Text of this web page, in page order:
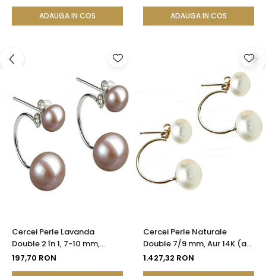
ADAUGA IN COS ADAUGA IN COS
Cercei Perle Lavanda
Double 2 în 1, 7-10 mm,
Argint 925 Placat cu Platină
197,70 RON
Cercei Perle Naturale
Double 7/9 mm, Aur 14K (aur
585), Versatili 2 în 1 |
1.427,32 RON